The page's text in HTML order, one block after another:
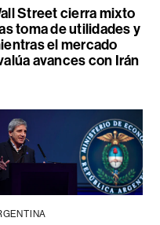
Street cierra mixto
toma de utilidades y
el mercado
avances con Irán